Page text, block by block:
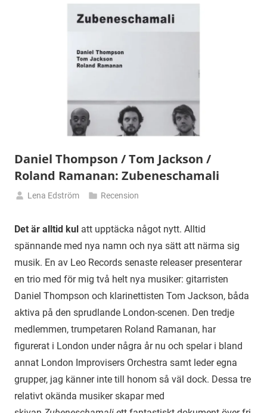
Daniel Thompson / Tom Jackson /
Roland Ramanan: Zubeneschamali
augusti
Lena Edström Recension
Det är alltid kul att upptäcka något nytt. Alltid
spännande med nya namn och nya sätt att närma sig
musik. En av Leo Records senaste releaser presenterar
en trio med för mig två helt nya musiker: gitarristen
Daniel Thompson och klarinettisten Tom Jackson, båda
aktiva på den sprudlande London-scenen. Den tredje
medlemmen, trumpetaren Roland Ramanan, har
figurerat i London under några år nu och spelar i bland
annat London Improvisers Orchestra samt leder egna
grupper, jag känner inte till honom så väl dock. Dessa tre
relativt okända musiker skapar med